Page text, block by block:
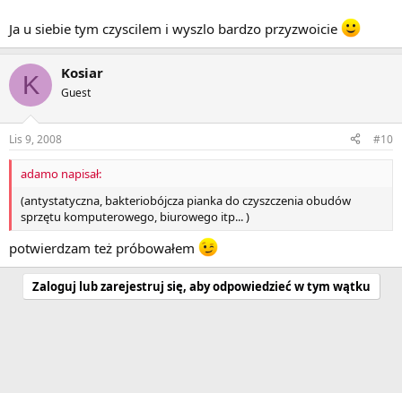
Ja u siebie tym czyscilem i wyszlo bardzo przyzwoicie
K Kosiar
Guest
Lis 9, 2008 #10
adamo napisał:
(antystatyczna, bakteriobójcza pianka do czyszczenia obudów
sprzętu komputerowego, biurowego itp... )
potwierdzam też próbowałem
Zaloguj lub zarejestruj się, aby odpowiedzieć w tym wątku